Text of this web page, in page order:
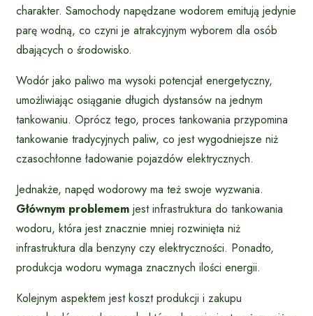
charakter. Samochody napędzane wodorem emitują jedynie
parę wodną, co czyni je atrakcyjnym wyborem dla osób
dbających o środowisko.
Wodór jako paliwo ma wysoki potencjał energetyczny,
umożliwiając osiąganie długich dystansów na jednym
tankowaniu. Oprócz tego, proces tankowania przypomina
tankowanie tradycyjnych paliw, co jest wygodniejsze niż
czasochłonne ładowanie pojazdów elektrycznych.
Jednakże, napęd wodorowy ma też swoje wyzwania.
Głównym problemem jest infrastruktura do tankowania
wodoru, która jest znacznie mniej rozwinięta niż
infrastruktura dla benzyny czy elektryczności. Ponadto,
produkcja wodoru wymaga znacznych ilości energii.
Kolejnym aspektem jest koszt produkcji i zakupu